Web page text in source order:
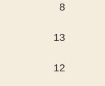
8
13
12